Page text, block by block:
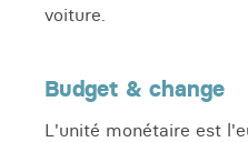
voiture.
Budget & change
L'unité monétaire est